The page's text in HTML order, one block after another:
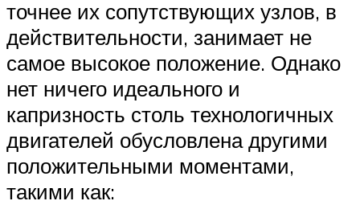
точнее их сопутствующих узлов, в
действительности, занимает не
самое высокое положение. Однако
нет ничего идеального и
капризность столь технологичных
двигателей обусловлена другими
положительными моментами,
такими как: